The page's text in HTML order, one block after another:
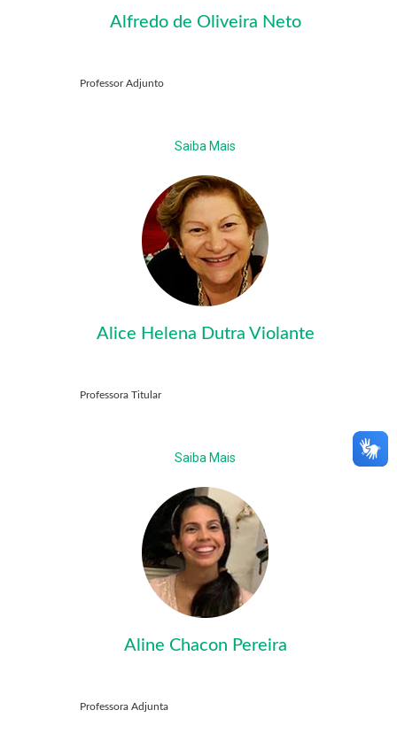
Alfredo de Oliveira Neto
Professor Adjunto
Saiba Mais
Alice Helena Dutra Violante
Professora Titular
Saiba Mais
Aline Chacon Pereira
Professora Adjunta